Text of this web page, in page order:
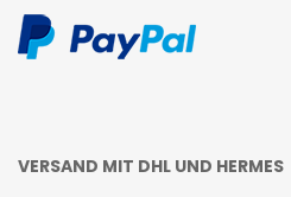
VERSAND MIT DHL UND HERMES